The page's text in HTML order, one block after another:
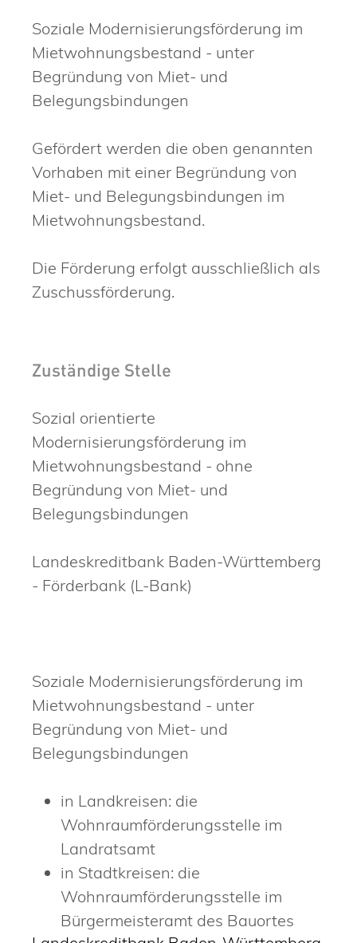
Soziale Modernisierungsförderung im
Mietwohnungsbestand - unter
Begründung von Miet- und
Belegungsbindungen
Gefördert werden die oben genannten
Vorhaben mit einer Begründung von
Miet- und Belegungsbindungen im
Mietwohnungsbestand.
Die Förderung erfolgt ausschließlich als
Zuschussförderung.
Zuständige Stelle
Sozial orientierte
Modernisierungsförderung im
Mietwohnungsbestand - ohne
Begründung von Miet- und
Belegungsbindungen
Landeskreditbank Baden-Württemberg
- Förderbank (L-Bank)
Soziale Modernisierungsförderung im
Mietwohnungsbestand - unter
Begründung von Miet- und
Belegungsbindungen
in Landkreisen: die
Wohnraumförderungsstelle im
Landratsamt
in Stadtkreisen: die
Wohnraumförderungsstelle im
Bürgermeisteramt des Bauortes